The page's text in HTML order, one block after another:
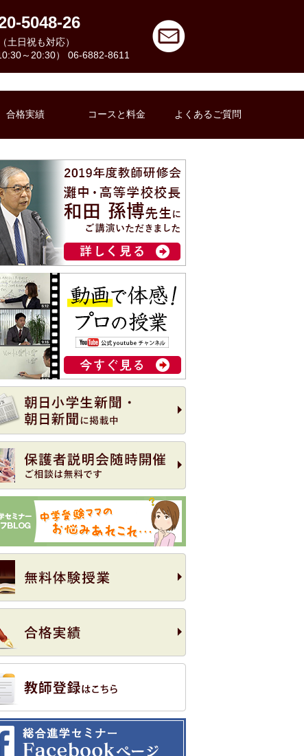
5048-26
土日祝も対応）
～20:30） 06-6882-8611
合格実績 コースと料金 よくあるご質問